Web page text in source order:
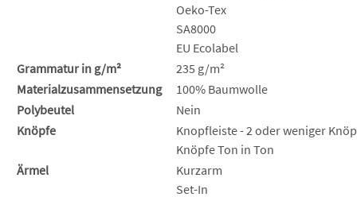
Oeko-Tex
SA8000
EU Ecolabel
Grammatur in g/m²
235 g/m²
Materialzusammensetzung
100% Baumwolle
Polybeutel
Nein
Knöpfe
Knopfleiste - 2 oder weniger
Knöpfe Ton in Ton
Ärmel
Kurzarm
Set-In